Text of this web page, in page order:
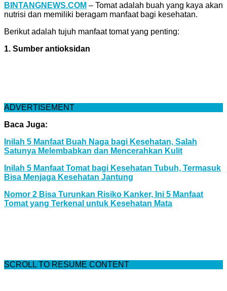
BINTANGNEWS.COM – Tomat adalah buah yang kaya akan
nutrisi dan memiliki beragam manfaat bagi kesehatan.
Berikut adalah tujuh manfaat tomat yang penting:
1. Sumber antioksidan
ADVERTISEMENT
Baca Juga:
Inilah 5 Manfaat Buah Naga bagi Kesehatan, Salah
Satunya Melembabkan dan Mencerahkan Kulit
Inilah 5 Manfaat Tomat bagi Kesehatan Tubuh, Termasuk
Bisa Menjaga Kesehatan Jantung
Nomor 2 Bisa Turunkan Risiko Kanker, Ini 5 Manfaat
Tomat yang Terkenal untuk Kesehatan Mata
SCROLL TO RESUME CONTENT